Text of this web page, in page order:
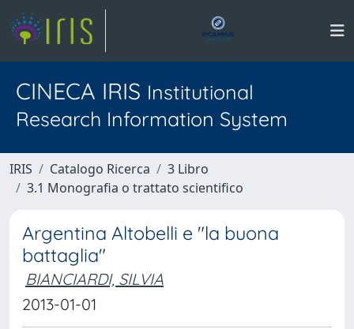
CINECA IRIS Institutional
Research Information System
IRIS Catalogo Ricerca
3 Libro
3.1 Monografia o trattato scientifico
Argentina Altobelli e "la buona
battaglia"
BIANCIARDI, SILVIA
2013-01-01